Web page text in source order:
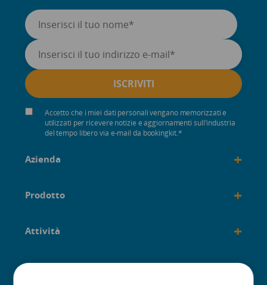
Accetto che i miei dati personali vengano memorizzati e
utilizzati per ricevere notizie e aggiornamenti sull'industria
del tempo libero via e-mail da bookingkit.*
Azienda +
Prodotto +
Attività +
Costruito per +